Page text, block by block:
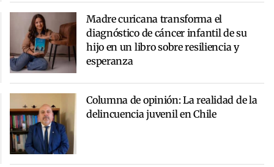
Madre curicana transforma el
diagnóstico de cáncer infantil de su
hijo en un libro sobre resiliencia y
esperanza
Columna de opinión: La realidad de la
delincuencia juvenil en Chile